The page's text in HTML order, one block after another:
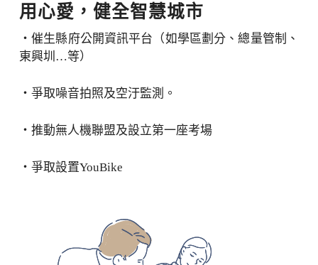
用心愛，健全智慧城市
・催生縣府公開資訊平台（如學區劃分、總量管制、
東興圳…等）
・爭取噪音拍照及空汙監測。
・推動無人機聯盟及設立第一座考場
・爭取設置YouBike